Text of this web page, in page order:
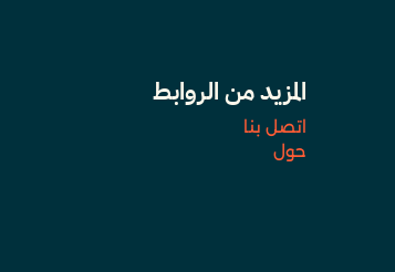
المزيد من الروابط
اتصل بنا
حول